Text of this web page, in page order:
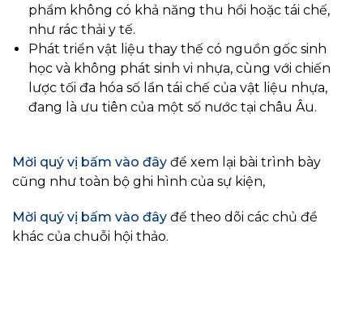
phẩm không có khả năng thu hồi hoặc tái chế,
như rác thải y tế.
Phát triển vật liệu thay thế có nguồn gốc sinh
học và không phát sinh vi nhựa, cùng với chiến
lược tối đa hóa số lần tái chế của vật liệu nhựa,
đang là ưu tiên của một số nước tại châu Âu.
Mời quý vị bấm vào đây để xem lại bài trình bày
cũng như toàn bộ ghi hình của sự kiện,
Mời quý vị bấm vào đây để theo dõi các chủ đề
khác của chuỗi hội thảo.